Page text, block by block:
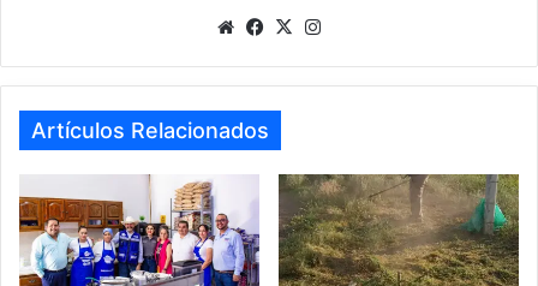
WebsiteFacebook
X
Artículos Relacionados